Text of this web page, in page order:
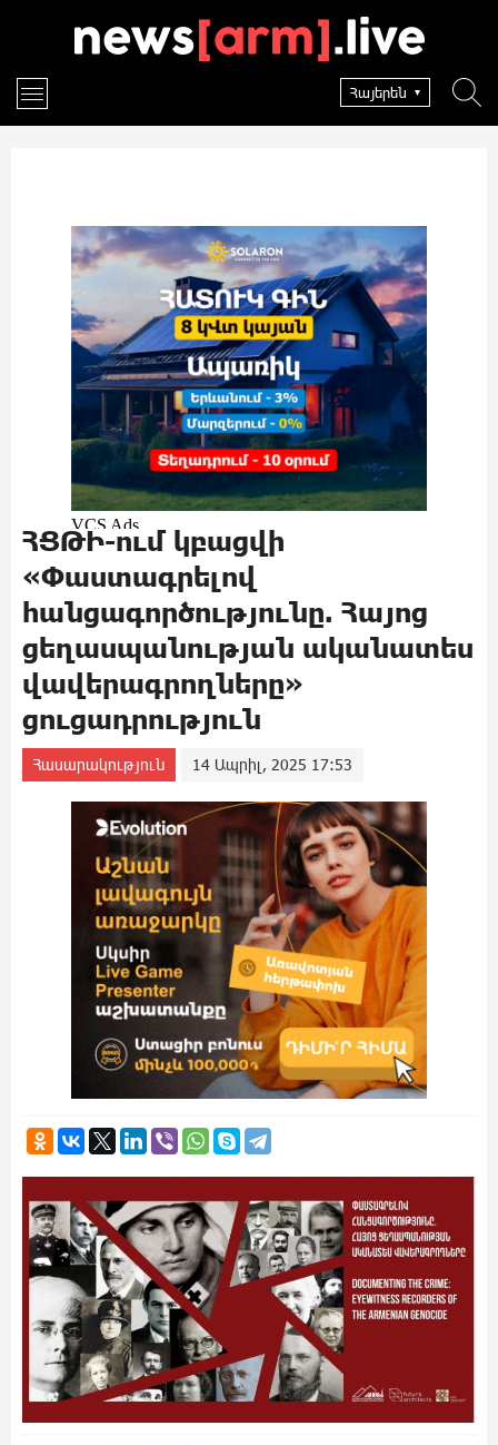
Հայերեն
ՀՑԹԻ-ում կբացվի
«Փաստագրելով
հանցագործությունը. Հայոց
ցեղասպանության ականատես
վավերագրողները»
ցուցադրություն
Հասարակություն 14 Ապրիլ, 2025 17:53